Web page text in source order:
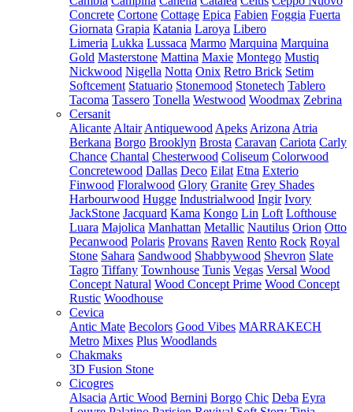
Concrete Cortone Cottage Epica Fabien Foggia Fuerta
Giornata Grapia Katania Laroya Libero
Limeria Lukka Lussaca Marmo Marquina Marquina
Gold Masterstone Mattina Maxie Montego Mustiq
Nickwood Nigella Notta Onix Retro Brick Setim
Softcement Statuario Stonemood Stonetech Tablero
Tacoma Tassero Tonella Westwood Woodmax Zebrina
Cersanit
Alicante Altair Antiquewood Apeks Arizona Atria
Berkana Borgo Brooklyn Brosta Caravan Cariota Carly
Chance Chantal Chesterwood Coliseum Colorwood
Concretewood Dallas Deco Eilat Etna Exterio
Finwood Floralwood Glory Granite Grey Shades
Harbourwood Hugge Industrialwood Ingir Ivory
JackStone Jacquard Kama Kongo Lin Loft Lofthouse
Luara Majolica Manhattan Metallic Nautilus Orion Otto
Pecanwood Polaris Provans Raven Rento Rock Royal
Stone Sahara Sandwood Shabbywood Shevron Slate
Tagro Tiffany Townhouse Tunis Vegas Versal Wood
Concept Natural Wood Concept Prime Wood Concept
Rustic Woodhouse
Cevica
Antic Mate Becolors Good Vibes MARRAKECH
Metro Mixes Plus Woodlands
Chakmaks
3D Fusion Stone
Cicogres
Alsacia Artic Wood Bernini Borgo Chic Deba Eyra